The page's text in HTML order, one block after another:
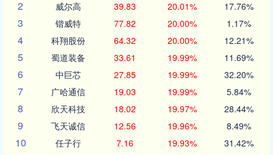
2 威尔高 39.83 20.01% 17.76%
3 锴威特 77.82 20.00% 1.17%
4 科翔股份 64.32 20.00% 12.21%
5 蜀道装备 33.61 19.99% 11.69%
6 中巨芯 27.85 19.99% 32.20%
7 广哈通信 19.03 19.99% 5.84%
8 欣天科技 18.02 19.97% 28.44%
9 飞天诚信 12.56 19.96% 8.49%
10 任子行 7.16 19.93% 31.42%